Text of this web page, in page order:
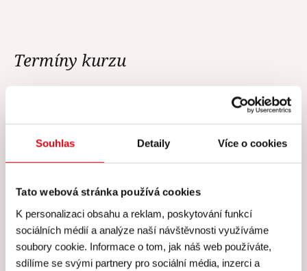
Souhlas Detaily Více o cookies
Tato webová stránka používá cookies
K personalizaci obsahu a reklam, poskytování funkcí
sociálních médií a analýze naší návštěvnosti využíváme
soubory cookie. Informace o tom, jak náš web používáte,
sdílíme se svými partnery pro sociální média, inzerci a
Termíny kurzu
termíny.
Cena všech kurzů zahrnuje